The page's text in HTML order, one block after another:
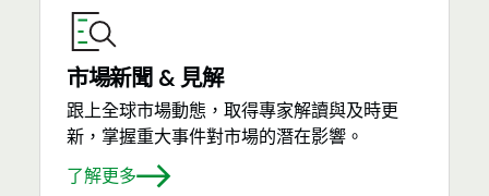
市場新聞 & 見解
跟上全球市場動態，取得專家解讀與及時更
新，掌握重大事件對市場的潛在影響。
了解更多